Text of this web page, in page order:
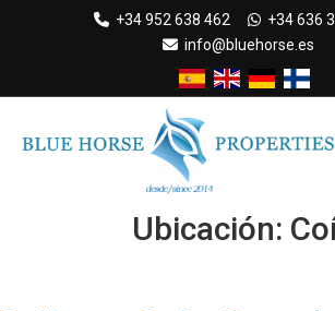
+34 952 638 462
+34 636
info@bluehorse.es
Ubicación: